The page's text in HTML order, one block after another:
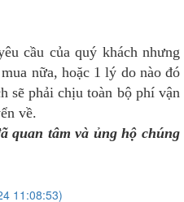
cầu của quý khách nhưng
nữa, hoặc 1 lý do nào đó
sẽ phải chịu toàn bộ phí vận
về.
quan tâm và ủng hộ chúng
11:08:53)